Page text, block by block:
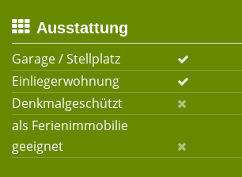
Ausstattung
Garage / Stellplatz
Einliegerwohnung
Denkmalgeschützt
als Ferienimmobilie
geeignet